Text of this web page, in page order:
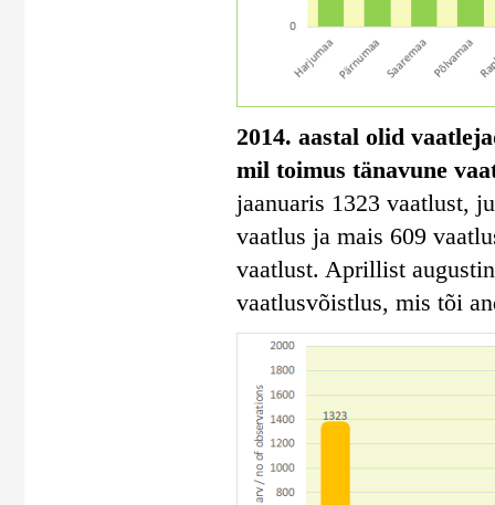
2014. aastal olid
mil toimus tänavune
jaanuaris 1323 vaatlust,
vaatlus ja mais 609
vaatlust. Aprillist
vaatlusvõistlus, mis tõi